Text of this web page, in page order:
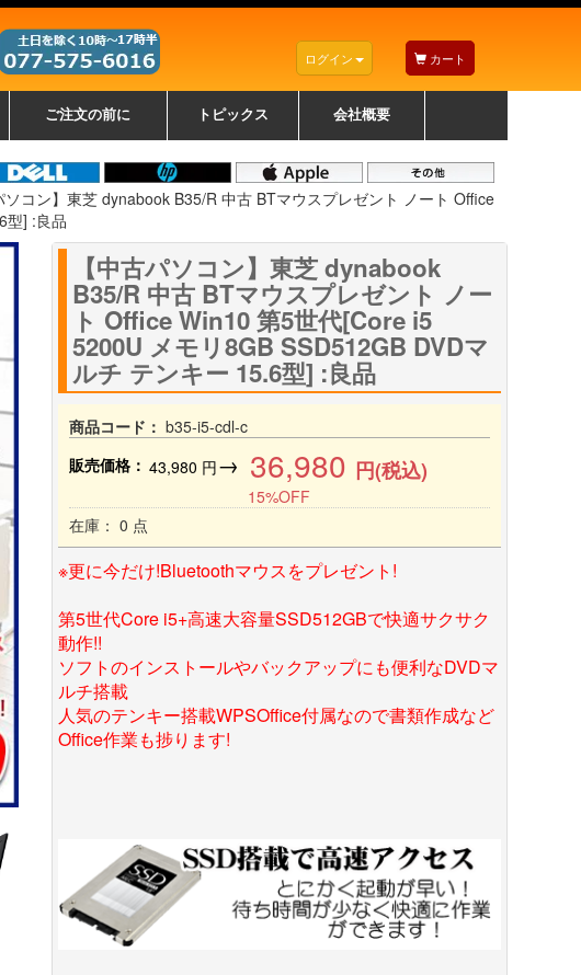
ログイン カート
ご注文の前に トピックス 会社概要
ソコン】東芝 dynabook B35/R 中古 BTマウスプレゼント ノート Office
型] :良品
【中古パソコン】東芝 dynabook
B35/R 中古 BTマウスプレゼント ノー
ト Office Win10 第5世代[Core i5
5200U メモリ8GB SSD512GB DVDマ
ルチ テンキー 15.6型] :良品
商品コード： b35-i5-cdl-c
販売価格： 43,980 円→ 36,980 円(税込)
15%OFF
在庫： 0 点
※更に今だけ!Bluetoothマウスをプレゼント!
第5世代Core i5+高速大容量SSD512GBで快適サクサク
動作!!
ソフトのインストールやバックアップにも便利なDVDマ
ルチ搭載
人気のテンキー搭載WPSOffice付属なので書類作成など
Office作業も捗ります!